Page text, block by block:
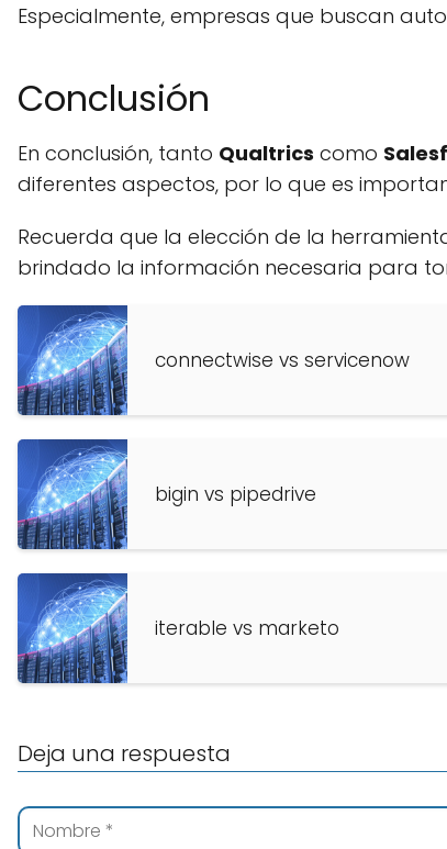
Especialmente, empresas que buscan
Conclusión
En conclusión, tanto Qualtrics como
diferentes aspectos, por lo que es
Recuerda que la elección de la
brindado la información necesaria para
connectwise vs servicenow
bigin vs pipedrive
iterable vs marketo
Deja una respuesta